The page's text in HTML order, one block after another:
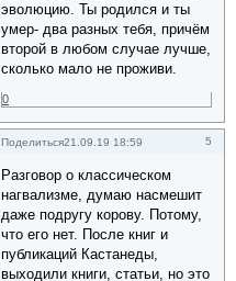
эволюцию. Ты родился и ты
умер- два разных тебя, причём
второй в любом случае лучше,
сколько мало не проживи.
0
Поделиться 5
21.09.19 18:59
Разговор о классическом
нагвализме, думаю насмешит
даже подругу корову. Потому,
что его нет. После книг и
публикаций Кастанеды,
выходили книги, статьи, но это